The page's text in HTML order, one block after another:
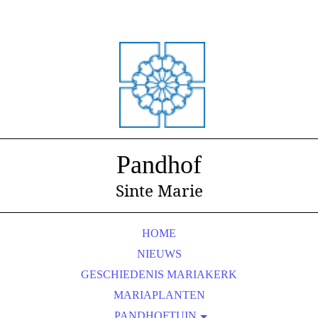
Pandhof
Sinte Marie
HOME
NIEUWS
GESCHIEDENIS MARIAKERK
MARIAPLANTEN
PANDHOFTUIN